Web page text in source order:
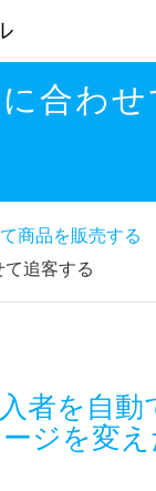
合わせ
商品を販売する
追客する
者を自動
ジを変